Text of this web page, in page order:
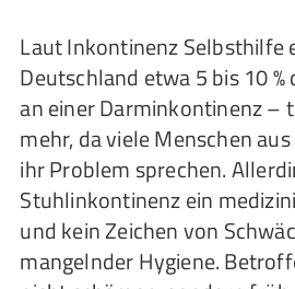
Laut Inkontinenz Selbsthilfe
Deutschland etwa 5 bis 10
an einer Darminkontinenz –
mehr, da viele Menschen
ihr Problem sprechen.
Stuhlinkontinenz ein
und kein Zeichen von
mangelnder Hygiene.